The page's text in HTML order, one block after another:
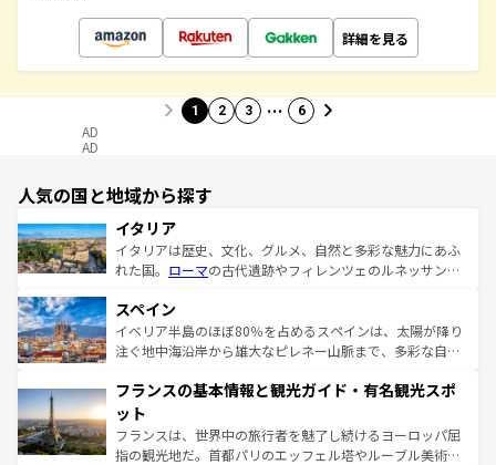
詳細を見る
1 2 3 … 6
AD
AD
人気の国と地域から探す
イタリア
イタリアは歴史、文化、グルメ、自然と多彩な魅力にあふ
れた国。 ローマの古代遺跡やフィレンツェのルネッサンス
ろん、トスカーナの美しい田園風景やアマルフィ海岸の絶
景など、自然景観も見逃せない。観光の合間には、本場の
ピザやパスタなど、絶品のイタリア料理を堪能することも
ませてくれるイタリアで、忘れられない旅をしてみよう！
なお、新着のイタリア情報は
しい。
スペイン
イベリア半島のほぼ80％を占めるスペインは、太陽が降り
注ぐ地中海沿岸から雄大なピレネー山脈まで、多彩な自然
文化が根付くこの国では、情熱的なフラメンコ、熱気あふ
れる闘牛、そして美味しいタパスが生活の一部となってい
る。首都マドリードの洗練された雰囲気や、バルセロナの
アートに溢れた街角から、地方では古代ローマ遺跡や中世
フランスの基本情報と観光ガイド・有名観光スポ
ット
フランスは、世界中の旅行者を魅了し続けるヨーロッパ屈
指の観光地だ。首都パリのエッフェル塔やルーブル美術館